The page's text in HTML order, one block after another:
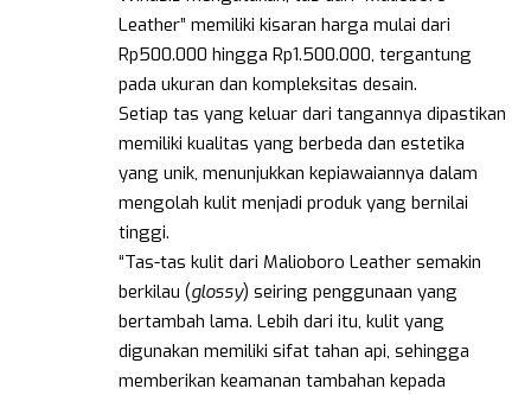
Leather” memiliki kisaran harga mulai dari
Rp500.000 hingga Rp1.500.000, tergantung
pada ukuran dan kompleksitas desain.
Setiap tas yang keluar dari tangannya dipastikan
memiliki kualitas yang berbeda dan estetika
yang unik, menunjukkan kepiawaiannya dalam
mengolah kulit menjadi produk yang bernilai
tinggi.
“Tas-tas kulit dari Malioboro Leather semakin
berkilau (glossy) seiring penggunaan yang
bertambah lama. Lebih dari itu, kulit yang
digunakan memiliki sifat tahan api, sehingga
memberikan keamanan tambahan kepada